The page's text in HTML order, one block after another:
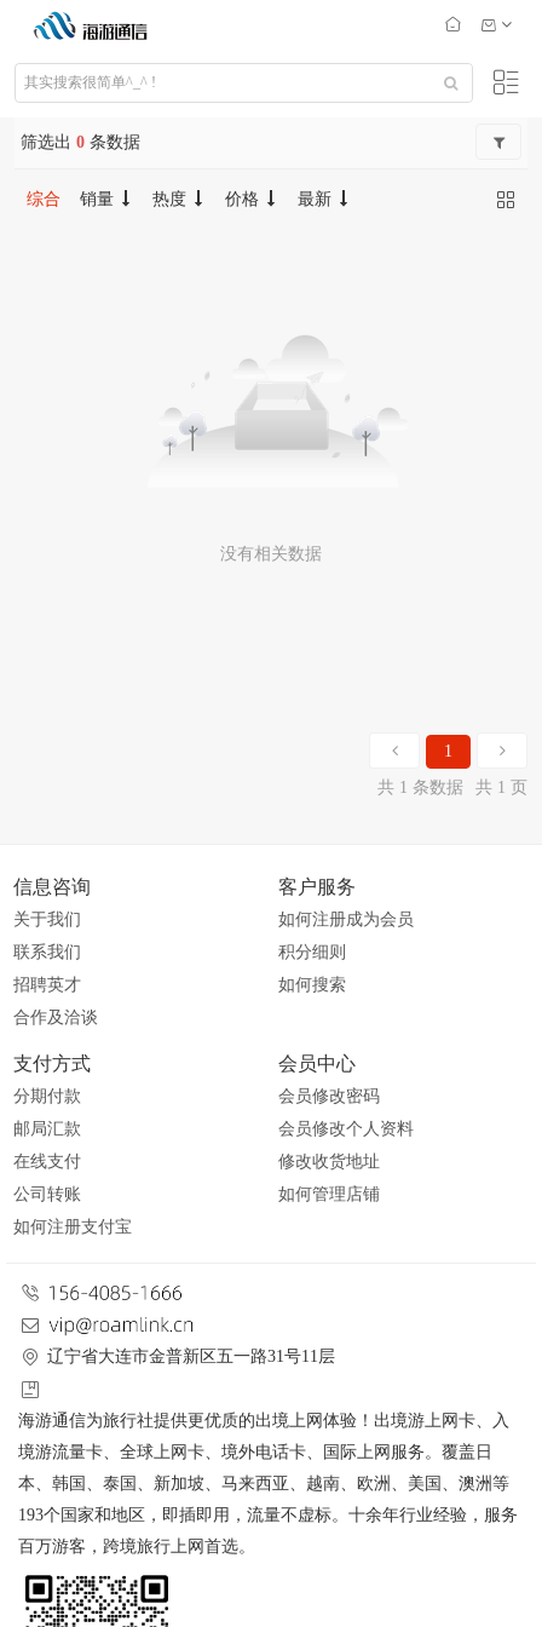
筛选出 0 条数据
综合 销量 热度 价格 最新
没有相关数据
1
共 1 条数据
共 1 页
信息咨询
关于我们
联系我们
招聘英才
合作及洽谈
客户服务
如何注册成为会员
积分细则
如何搜索
支付方式
分期付款
邮局汇款
在线支付
公司转账
如何注册支付宝
会员中心
会员修改密码
会员修改个人资料
修改收货地址
如何管理店铺
辽宁省大连市金普新区五一路31号11层
海游通信为旅行社提供更优质的出境上网体验！出境游上网卡、入
境游流量卡、全球上网卡、境外电话卡、国际上网服务。覆盖日
本、韩国、泰国、新加坡、马来西亚、越南、欧洲、美国、澳洲等
193个国家和地区，即插即用，流量不虚标。十余年行业经验，服务
百万游客，跨境旅行上网首选。